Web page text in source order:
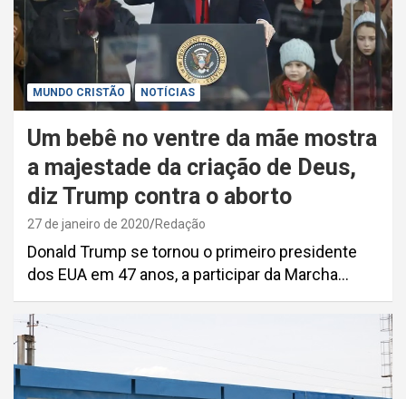
MUNDO CRISTÃO NOTÍCIAS
Um bebê no ventre da mãe mostra
a majestade da criação de Deus,
diz Trump contra o aborto
27 de janeiro de 2020 Redação
Donald Trump se tornou o primeiro presidente
dos EUA em 47 anos, a participar da Marcha…